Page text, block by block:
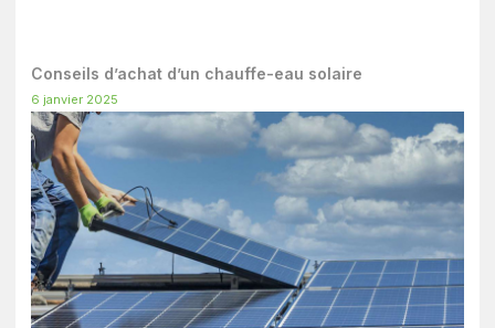
Conseils d’achat d’un chauffe-eau solaire
6 janvier 2025